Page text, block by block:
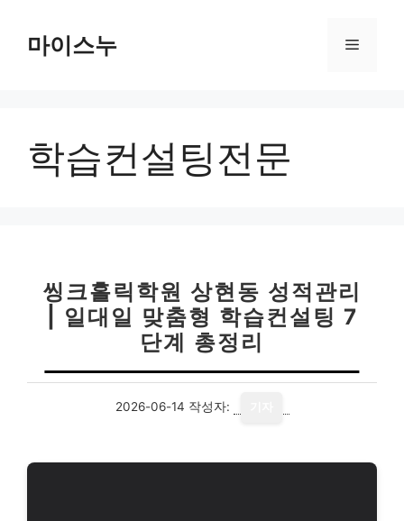
마이스누 메
학습컨설팅전문
씽크홀릭학원 상현동 성적관리
| 일대일 맞춤형 학습컨설팅 7
단계 총정리
2026-06-14 작성자: